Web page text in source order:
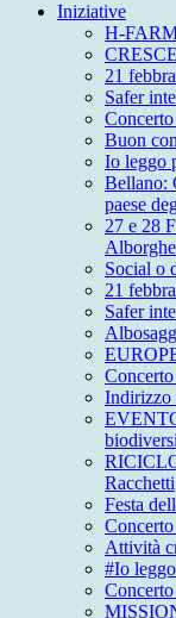
Iniziative
H-
21
Safer
Buon
Io leggo
Bellano:
paese
27 e 28
Social o
21
Safer
Indirizzo
Racchetti
Festa
Attività
#Io